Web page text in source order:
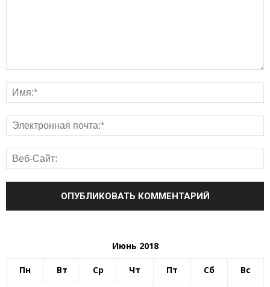
Июнь 2018
Пн Вт Ср Чт Пт Сб Вс